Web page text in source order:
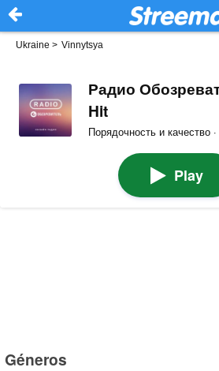
Ukraine > Vinnytsya
Радио
Hit
Порядочность и качество
Play
Géneros